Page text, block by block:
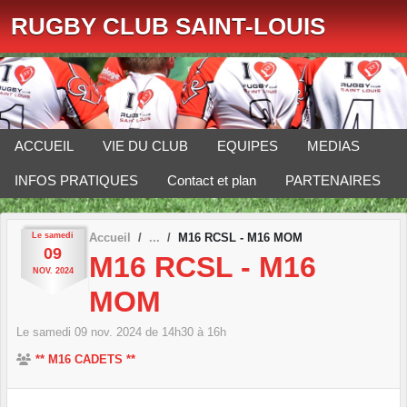
RUGBY CLUB SAINT-LOUIS
ACCUEIL VIE DU CLUB EQUIPES MEDIAS
INFOS PRATIQUES Contact et plan PARTENAIRES
Le samedi
09
NOV. 2024
Accueil M16 RCSL - M16 MOM
M16 RCSL - M16
MOM
Le samedi 09 nov. 2024 de 14h30 à 16h
** M16 CADETS **